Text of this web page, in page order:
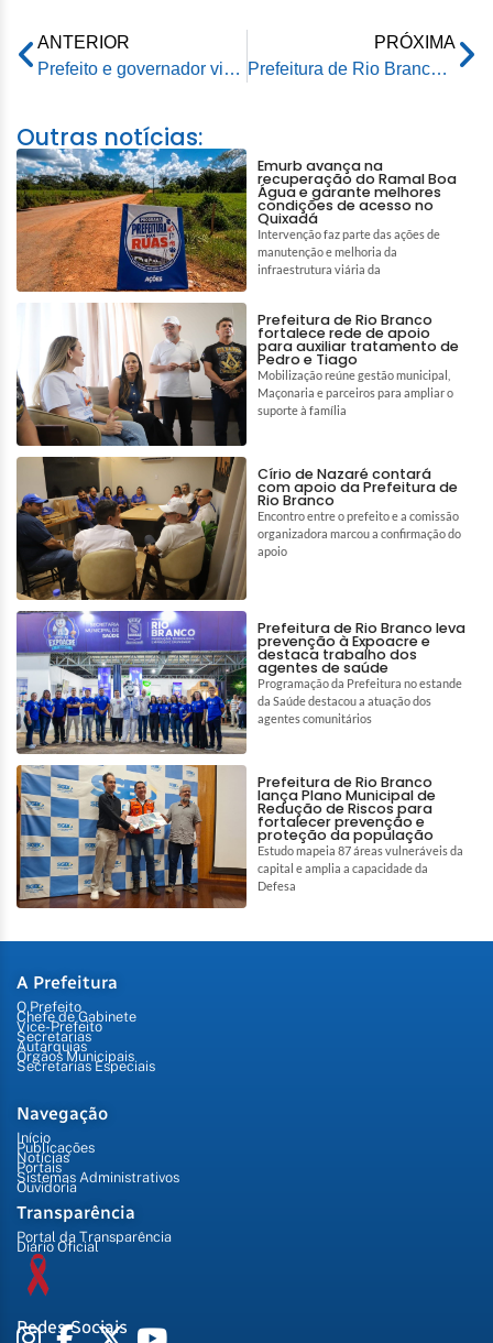
ANTERIOR
Prefeito e governador visitam obras em Rio Branco que prometem transformar a infraestrutura da capital
PRÓXIMA
Prefeitura de Rio Branco realiza limpeza e manutenção no Parque de Exposições para a Expoacre 2025
Outras notícias:
Emurb avança na
recuperação do Ramal Boa
Água e garante melhores
condições de acesso no
Quixadá
Intervenção faz parte das ações de
manutenção e melhoria da
infraestrutura viária da
Prefeitura de Rio Branco
fortalece rede de apoio
para auxiliar tratamento de
Pedro e Tiago
Mobilização reúne gestão municipal,
Maçonaria e parceiros para ampliar o
suporte à família
Círio de Nazaré contará
com apoio da Prefeitura de
Rio Branco
Encontro entre o prefeito e a comissão
organizadora marcou a confirmação do
apoio
Prefeitura de Rio Branco leva
prevenção à Expoacre e
destaca trabalho dos
agentes de saúde
Programação da Prefeitura no estande
da Saúde destacou a atuação dos
agentes comunitários
Prefeitura de Rio Branco
lança Plano Municipal de
Redução de Riscos para
fortalecer prevenção e
proteção da população
Estudo mapeia 87 áreas vulneráveis da
capital e amplia a capacidade da
Defesa
A Prefeitura
O Prefeito
Chefe de Gabinete
Vice-Prefeito
Secretarias
Autarquias
Órgãos Municipais
Secretarias Especiais
Navegação
Início
Publicações
Notícias
Portais
Sistemas Administrativos
Ouvidoria
Transparência
Portal da Transparência
Diário Oficial
Redes Sociais